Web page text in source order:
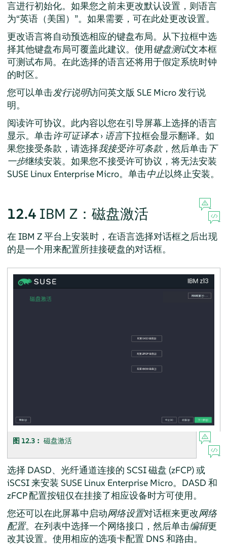
言进行初始化。如果您之前未更改默认设置，则语言
为“英语（美国）”。如果需要，可在此处更改设置。
更改语言将自动预选相应的键盘布局。从下拉框中选
择其他键盘布局可覆盖此建议。使用键盘测试文本框
可测试布局。在此选择的语言还将用于假定系统时钟
的时区。
您可以单击发行说明访问英文版 SLE Micro 发行说
明。
阅读许可协议。此内容以您在引导屏幕上选择的语言
显示。单击许可证译本› 语言下拉框会显示翻译。如
果您接受条款，请选择我接受许可条款，然后单击下
一步继续安装。如果您不接受许可协议，将无法安装
SUSE Linux Enterprise Micro。单击中止以终止安装。
12.4 IBM Z：磁盘激活
在 IBM Z 平台上安装时，在语言选择对话框之后出现
的是一个用来配置所挂接硬盘的对话框。
图 12.3︰ 磁盘激活
选择 DASD、光纤通道连接的 SCSI 磁盘 (zFCP) 或
iSCSI 来安装 SUSE Linux Enterprise Micro。DASD 和
zFCP 配置按钮仅在挂接了相应设备时方可使用。
您还可以在此屏幕中启动网络设置对话框来更改网络
配置。在列表中选择一个网络接口，然后单击编辑更
改其设置。使用相应的选项卡配置 DNS 和路由。